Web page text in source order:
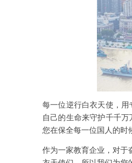
每一位逆行白衣天使，
自己的生命来守护千千
您在保全每一位国人的时
作为一家教育企业，对于